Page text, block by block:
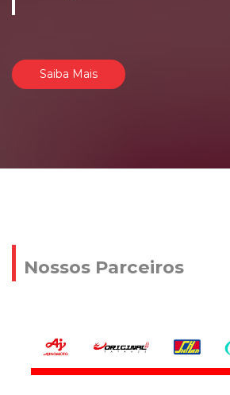
Saiba Mais
Nossos Parceiros